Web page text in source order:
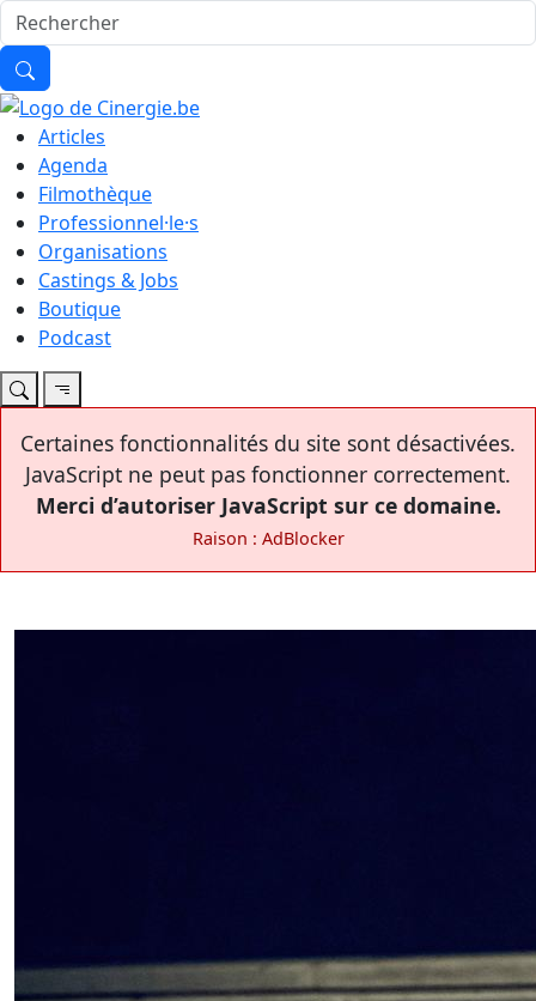
Articles
Agenda
Filmothèque
Professionnel·le·s
Organisations
Castings & Jobs
Boutique
Podcast
Certaines fonctionnalités du site sont désactivées.
JavaScript ne peut pas fonctionner correctement.
Merci d’autoriser JavaScript sur ce domaine.
Raison : AdBlocker